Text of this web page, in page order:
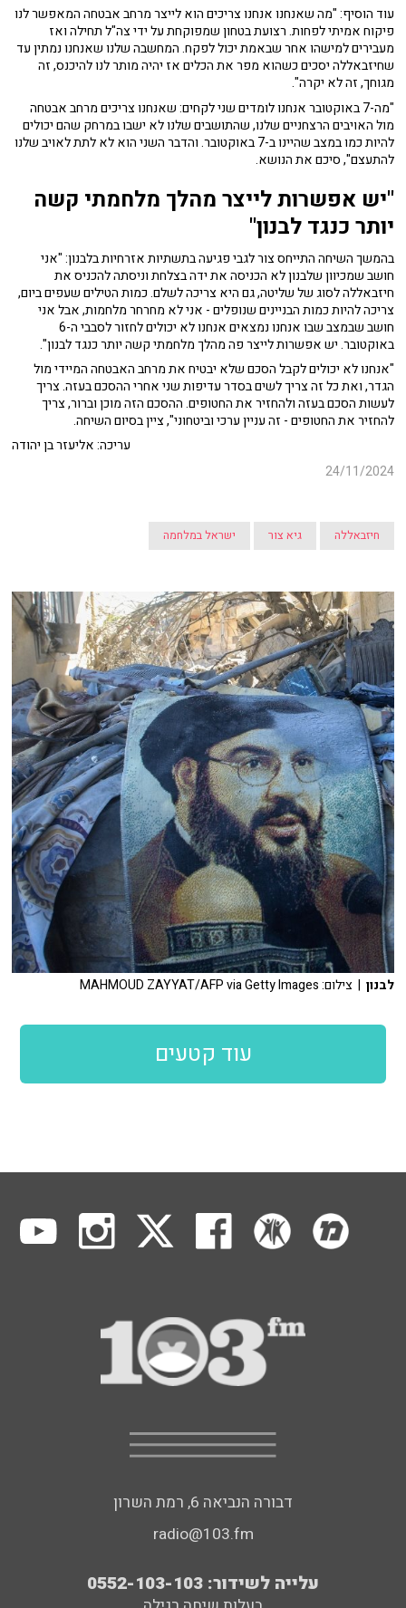
עוד הוסיף: "מה שאנחנו אנחנו צריכים הוא לייצר מרחב אבטחה המאפשר לנו
פיקוח אמיתי לפחות. רצועת בטחון שמפוקחת על ידי צה"ל תחילה ואז
מעבירים למישהו אחר שבאמת יכול לפקח. המחשבה שלנו שאנחנו נמתין עד
שחיזבאללה יסכים כשהוא מפר את הכלים אז יהיה מותר לנו להיכנס, זה
מגוחך, זה לא יקרה".
"מה-7 באוקטובר אנחנו לומדים שני לקחים: שאנחנו צריכים מרחב אבטחה
מול האויבים הרצחניים שלנו, שהתושבים שלנו לא ישבו במרחק שהם יכולים
להיות כמו במצב שהיינו ב-7 באוקטובר. והדבר השני הוא לא לתת לאויב שלנו
להתעצם", סיכם את הנושא.
"יש אפשרות לייצר מהלך מלחמתי קשה
יותר כנגד לבנון"
בהמשך השיחה התייחס צור לגבי פגיעה בתשתיות אזרחיות בלבנון: "אני
חושב שמכיוון שלבנון לא הכניסה את ידה בצלחת וניסתה להכניס את
חיזבאללה לסוג של שליטה, גם היא צריכה לשלם. כמות הטילים שעפים ביום,
צריכה להיות כמות הבניינים שנופלים - אני לא מחרחר מלחמות, אבל אני
חושב שבמצב שבו אנחנו נמצאים אנחנו לא יכולים לחזור לסבבי ה-6
באוקטובר. יש אפשרות לייצר פה מהלך מלחמתי קשה יותר כנגד לבנון".
"אנחנו לא יכולים לקבל הסכם שלא יבטיח את מרחב האבטחה המיידי מול
הגדר, ואת כל זה צריך לשים בסדר עדיפות שני אחרי ההסכם בעזה. צריך
לעשות הסכם בעזה ולהחזיר את החטופים. ההסכם הזה מוכן וברור, צריך
להחזיר את החטופים - זה עניין ערכי וביטחוני", ציין בסיום השיחה.
עריכה: אליעזר בן יהודה
24/11/2024
חיזבאללה גיא צור ישראל במלחמה
לבנון | צילום: MAHMOUD ZAYYAT/AFP via Getty Images
עוד קטעים
דבורה הנביאה 6, רמת השרון
radio@103.fm
עלייה לשידור: 0552-103-103